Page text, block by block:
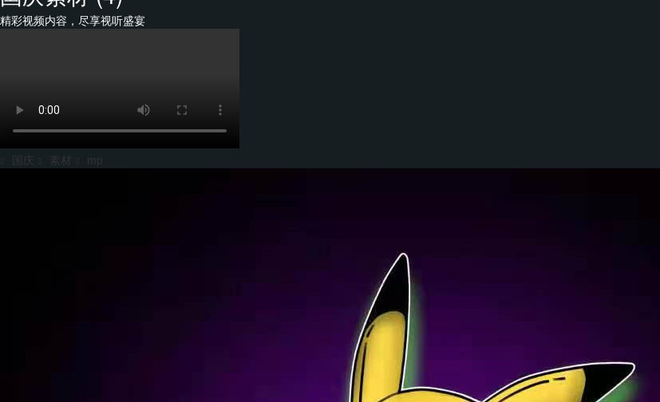
精彩视频内容，尽享视听盛宴
国庆 素材 mp